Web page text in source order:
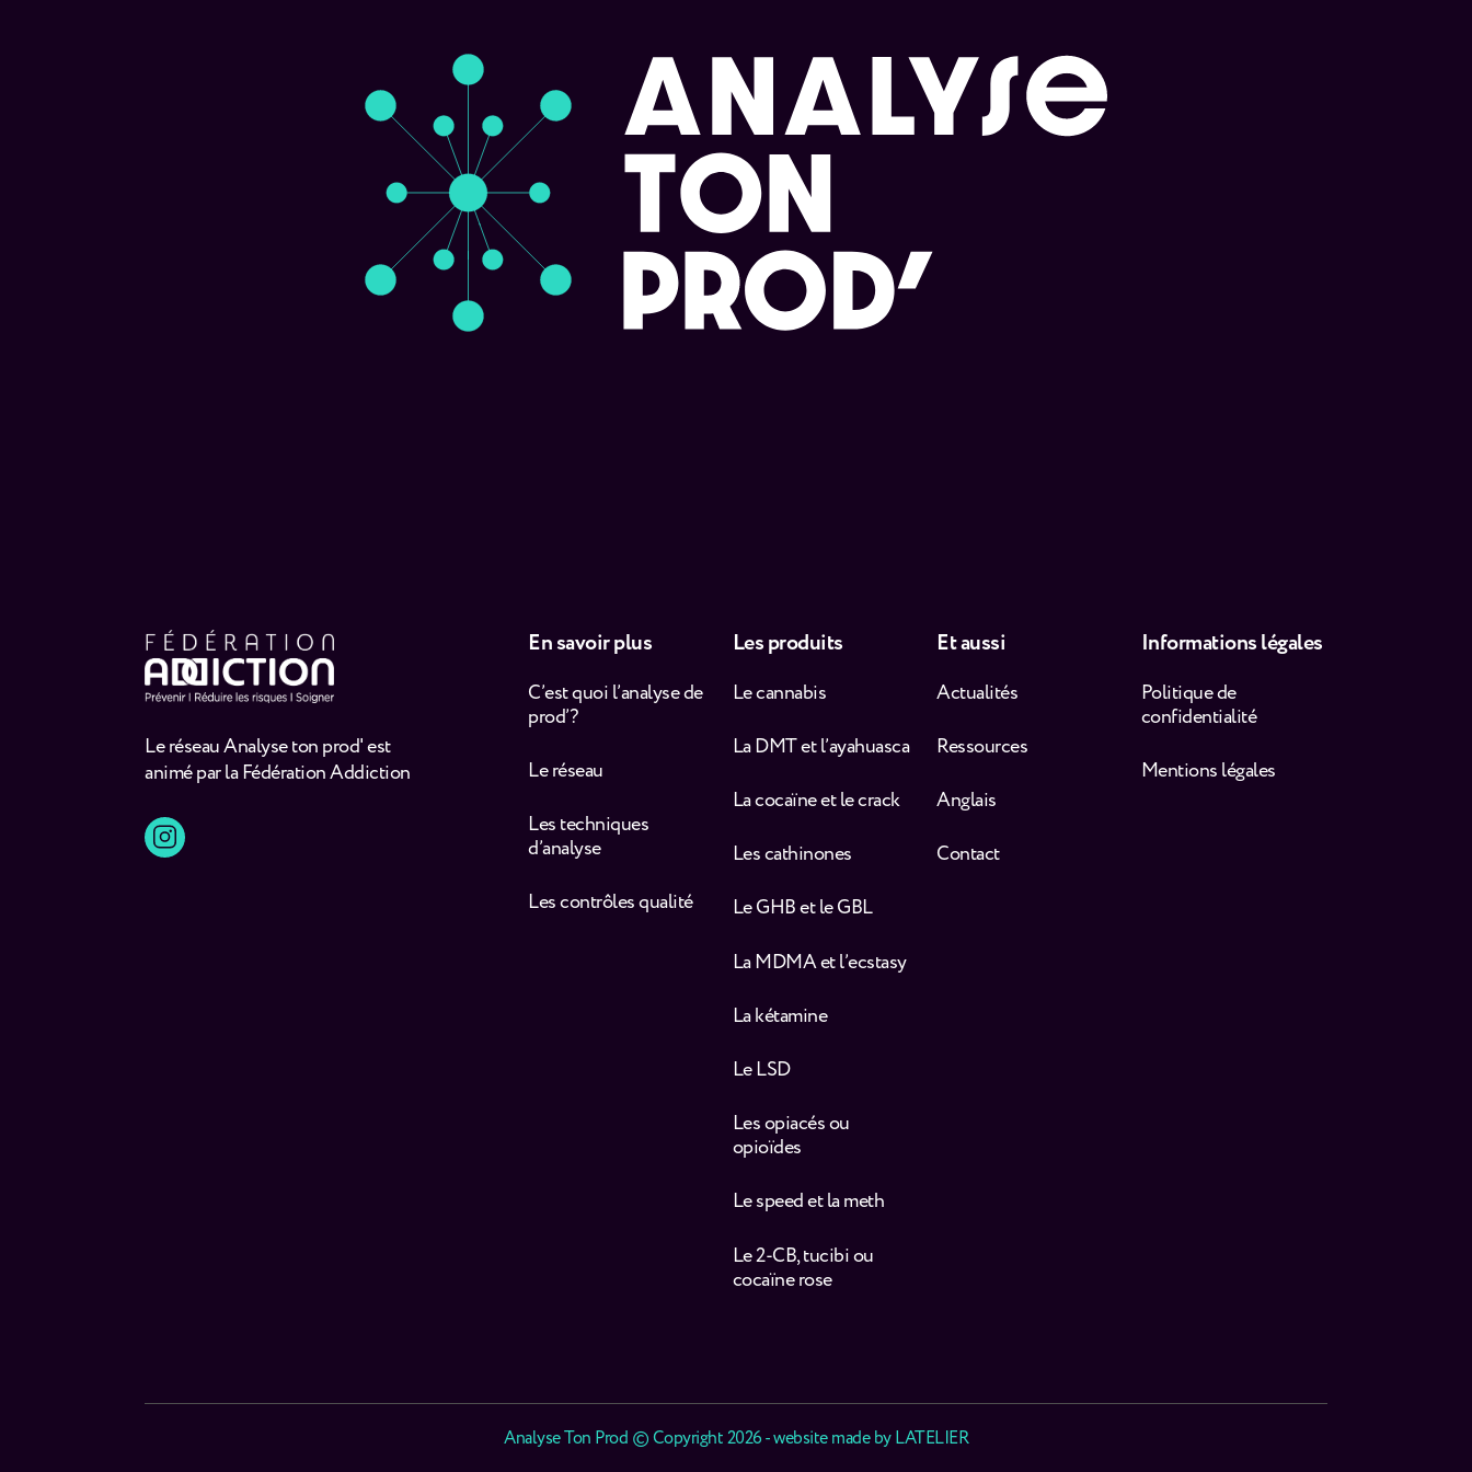
Le réseau Analyse ton prod' est
animé par la Fédération Addiction
En savoir plus
C’est quoi l’analyse de
prod’ ?
Le réseau
Les techniques
d’analyse
Les contrôles qualité
Les produits
Le cannabis
La DMT et l’ayahuasca
La cocaïne et le crack
Les cathinones
Le GHB et le GBL
La MDMA et l’ecstasy
La kétamine
Le LSD
Les opiacés ou
opioïdes
Le speed et la meth
Le 2-CB, tucibi ou
cocaïne rose
Et aussi
Actualités
Ressources
Anglais
Contact
Informations légales
Politique de
confidentialité
Mentions légales
Analyse Ton Prod © Copyright 2026 - website made byLATELIER